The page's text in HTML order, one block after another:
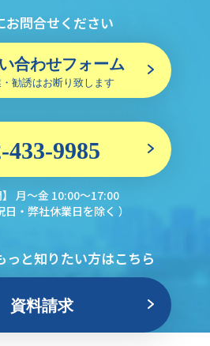
お問合せください
】 月〜金 10:00〜17:00
日・弊社休業日を除く ）
っと知りたい方はこちら